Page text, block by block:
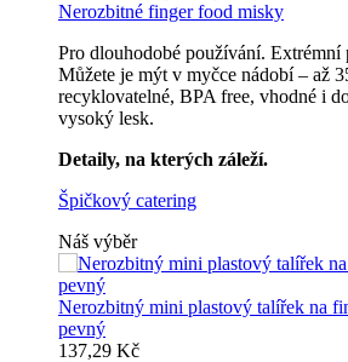
Nerozbitné finger food misky
Pro dlouhodobé používání. Extrémní
Můžete je mýt v myčce nádobí – až
recyklovatelné, BPA free, vhodné i
vysoký lesk.
Detaily, na kterých záleží.
Špičkový catering
Náš výběr
Nerozbitný mini plastový talířek na
pevný
137,29 Kč